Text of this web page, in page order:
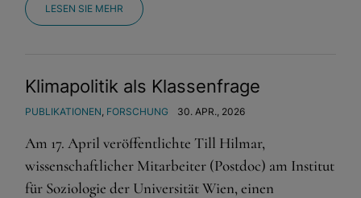
LESEN SIE MEHR
Klimapolitik als Klassenfrage
PUBLIKATIONEN, FORSCHUNG 30. APR., 2026
Am 17. April veröffentlichte Till Hilmar,
wissenschaftlicher Mitarbeiter (Postdoc) am Institut
für Soziologie der Universität Wien, einen